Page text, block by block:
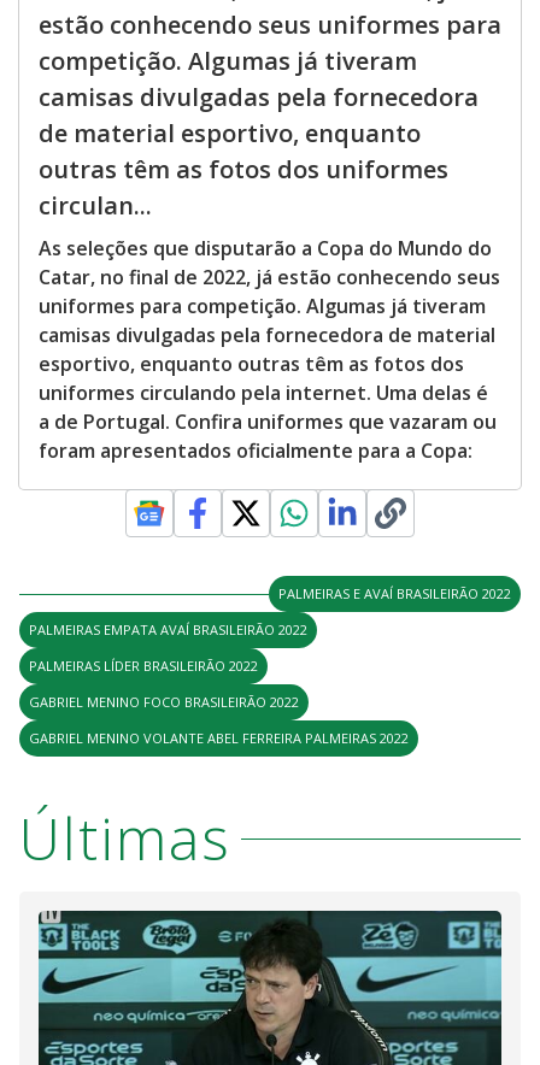
estão conhecendo seus uniformes para
competição. Algumas já tiveram
camisas divulgadas pela fornecedora
de material esportivo, enquanto
outras têm as fotos dos uniformes
circulan...
As seleções que disputarão a Copa do Mundo do
Catar, no final de 2022, já estão conhecendo seus
uniformes para competição. Algumas já tiveram
camisas divulgadas pela fornecedora de material
esportivo, enquanto outras têm as fotos dos
uniformes circulando pela internet. Uma delas é
a de Portugal. Confira uniformes que vazaram ou
foram apresentados oficialmente para a Copa:
PALMEIRAS E AVAÍ BRASILEIRÃO 2022
PALMEIRAS EMPATA AVAÍ BRASILEIRÃO 2022
PALMEIRAS LÍDER BRASILEIRÃO 2022
GABRIEL MENINO FOCO BRASILEIRÃO 2022
GABRIEL MENINO VOLANTE ABEL FERREIRA PALMEIRAS 2022
Últimas